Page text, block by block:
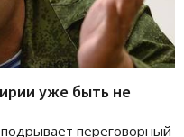
уже быть не
переговорный